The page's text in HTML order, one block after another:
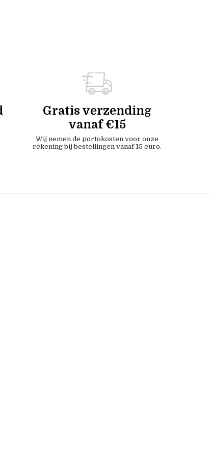
Gratis verzending
vanaf €15
Wij nemen de portokosten voor onze
rekening bij bestellingen vanaf 15 euro.